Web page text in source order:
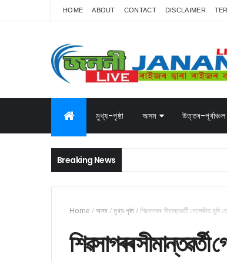
HOME ABOUT CONTACT DISCLAIMER
মুখ্য-পৃষ্ঠা অসম উত্তৰ-পূৰ্বাঞ্চল
Breaking News
Home /অসম/মুখ্য-পৃষ্ঠা/শিৱসাগৰৰ সীমান্তৱৰ্তী গেলেকীত চুৰি
শিৱসাগৰৰ সীমান্তৱৰ্তী